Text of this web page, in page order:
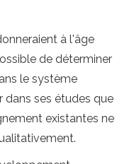
à l'âge
de déterminer
le système
dans ses études que
existantes ne